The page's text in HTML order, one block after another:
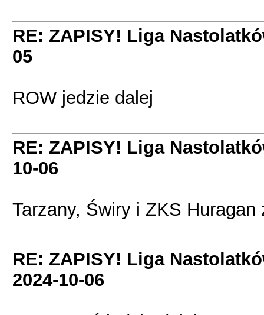
RE: ZAPISY! Liga
05
ROW jedzie dalej
RE: ZAPISY! Liga
10-06
Tarzany, Świry i ZKS Huragan
RE: ZAPISY! Liga
2024-10-06